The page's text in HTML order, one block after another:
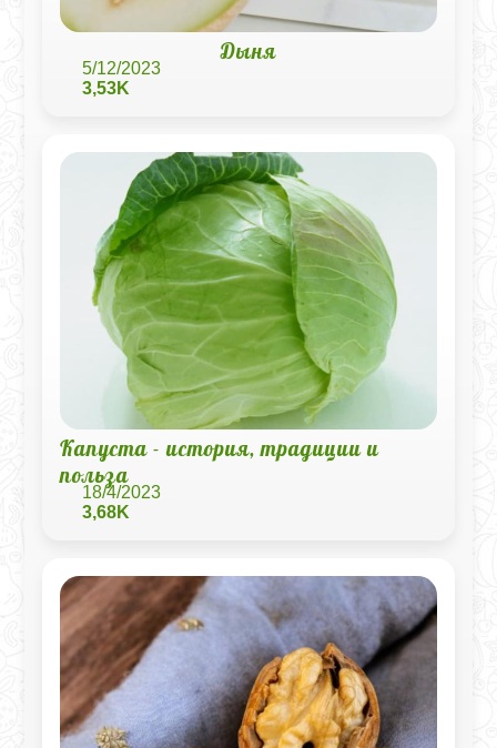
Дыня
5/12/2023
3,53K
Капуста - история, традиции и
польза
18/4/2023
3,68K